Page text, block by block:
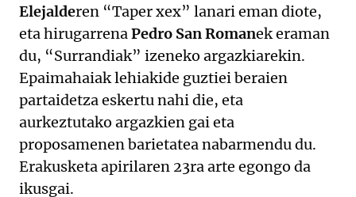
Elejalderen “Taper xex” lanari eman diote,
eta hirugarrenaPedro San Romanek eraman
du, “Surrandiak” izeneko argazkiarekin.
Epaimahaiak lehiakide guztiei beraien
partaidetza eskertu nahi die, eta
aurkeztutako argazkien gai eta
proposamenen barietatea nabarmendu du.
Erakusketa apirilaren 23ra arte egongo da
ikusgai.